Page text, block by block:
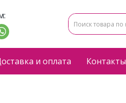
и оплата Контакты